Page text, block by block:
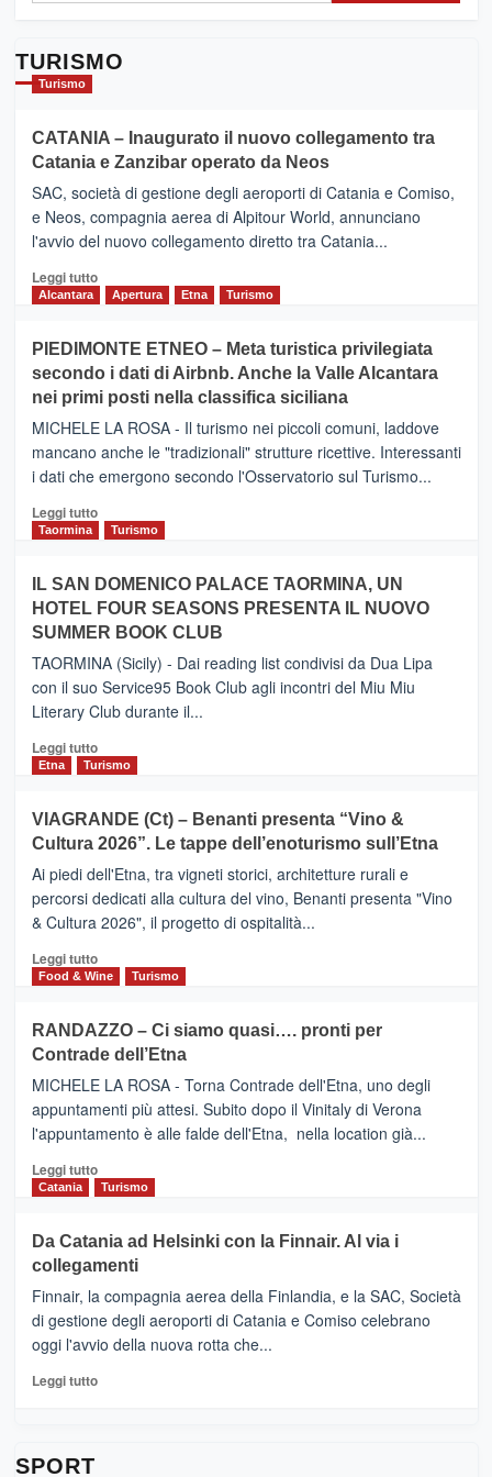
TURISMO
Turismo
CATANIA – Inaugurato il nuovo collegamento tra
Catania e Zanzibar operato da Neos
SAC, società di gestione degli aeroporti di Catania e Comiso,
e Neos, compagnia aerea di Alpitour World, annunciano
l'avvio del nuovo collegamento diretto tra Catania...
Leggi tuttoLeggi
CATANIA
–
Inaugurato
il
nuovo
collegamento
tra
e
Zanzibar
da
Neos
Alcantara Apertura Etna Turismo
PIEDIMONTE ETNEO – Meta turistica privilegiata
secondo i dati di Airbnb. Anche la Valle Alcantara
nei primi posti nella classifica siciliana
MICHELE LA ROSA - Il turismo nei piccoli comuni, laddove
mancano anche le "tradizionali" strutture ricettive. Interessanti
i dati che emergono secondo l'Osservatorio sul Turismo...
Leggi tuttoLeggi
PIEDIMONTE
ETNEO
–
Meta
turistica
privilegiata
secondo
dati
di
Anche
la
Alcantara
nei
primi
nella
classifica
Taormina Turismo
IL SAN DOMENICO PALACE TAORMINA, UN
HOTEL FOUR SEASONS PRESENTA IL NUOVO
SUMMER BOOK CLUB
TAORMINA (Sicily) - Dai reading list condivisi da Dua Lipa
con il suo Service95 Book Club agli incontri del Miu Miu
Literary Club durante il...
Leggi tuttoLeggi
di
IL
SAN
DOMENICO
PALACE
TAORMINA,
UN
HOTEL
FOUR
IL
NUOVO
SUMMER
CLUB
Etna Turismo
VIAGRANDE (Ct) – Benanti presenta “Vino &
Cultura 2026”. Le tappe dell’enoturismo sull’Etna
Ai piedi dell'Etna, tra vigneti storici, architetture rurali e
percorsi dedicati alla cultura del vino, Benanti presenta "Vino
& Cultura 2026", il progetto di ospitalità...
Leggi tuttoLeggi
di
VIAGRANDE
(Ct)
–
Benanti
presenta
“Vino
&
Cultura
tappe
dell’enoturismo
Food & Wine Turismo
RANDAZZO – Ci siamo quasi…. pronti per
Contrade dell’Etna
MICHELE LA ROSA - Torna Contrade dell'Etna, uno degli
appuntamenti più attesi. Subito dopo il Vinitaly di Verona
l'appuntamento è alle falde dell'Etna, nella location già...
Leggi tuttoLeggi
di
RANDAZZO
–
Ci
siamo
quasi….
pronti
per
Catania Turismo
Da Catania ad Helsinki con la Finnair. Al via i
collegamenti
Finnair, la compagnia aerea della Finlandia, e la SAC, Società
di gestione degli aeroporti di Catania e Comiso celebrano
oggi l'avvio della nuova rotta che...
Leggi tuttoLeggi
SPORT